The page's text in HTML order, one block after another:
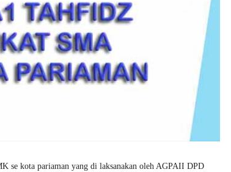
kota pariaman yang di laksanakan oleh AGPAII DPD